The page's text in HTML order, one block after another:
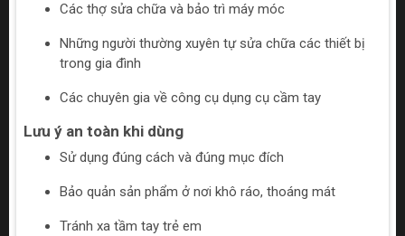
Các thợ sửa chữa và bảo trì máy móc
Những người thường xuyên tự sửa chữa các thiết bị
trong gia đình
Các chuyên gia về công cụ dụng cụ cầm tay
Lưu ý an toàn khi dùng
Sử dụng đúng cách và đúng mục đích
Bảo quản sản phẩm ở nơi khô ráo, thoáng mát
Tránh xa tầm tay trẻ em